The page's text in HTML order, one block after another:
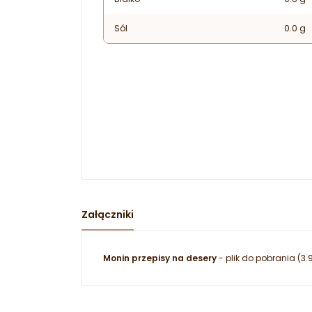
Sól 0.0 g
Załączniki
Monin przepisy na desery- plik do pobrania